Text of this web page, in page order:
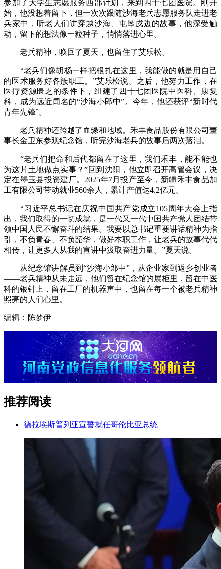
参加了大学生志愿服务西部计划，来到四十七团医院。刚开
始，他没想着留下，但一次次跟随沙海老兵志愿服务队走进老
兵家中，听老人们讲穿越沙海、屯垦戍边的故事，他深受触
动，留下的想法像一粒种子，悄悄落进心里。
老兵精神，唤回了夏天，也留住了艾乐松。
“老兵们像胡杨一样把根扎在这里，我能做的就是用自己
的医术服务好各族职工。”艾乐松说。之后，他努力工作，在
医疗资源匮乏的条件下，组建了四十七团医院中医科、康复
科，成为远近闻名的“沙海小郎中”。今年，他还获评“新时代
青年先锋”。
老兵精神还跨越了血缘和地域。禾丰食品股份有限公司董
事长金卫东参观纪念馆，听完沙海老兵的故事后两次落泪。
“老兵们把命和后代都留在了这里，我们禾丰，能不能也
为这片土地做点实事？”回到沈阳，他立即召开高管会议，决
定在墨玉县投资建厂。2025年7月投产至今，新疆禾丰食品加
工有限公司带动就业560余人，累计产值达4.2亿元。
“习近平总书记在庆祝中国共产党成立105周年大会上指
出，我们取得的一切成就，是一代又一代中国共产党人团结带
领中国人民不懈奋斗的结果。我要以总书记重要讲话精神为指
引，不负青春、不负韶华，做好本职工作，让老兵的故事代代
相传，让更多人从我的宣讲中汲取奋进力量。”夏天说。
从纪念馆讲解员到“沙海小郎中”，从企业家到返乡创业者
——老兵精神从未走远，他们留在纪念馆的展柜里，留在中医
科的银针上，留在工厂的机器声中，也留在每一个被老兵精神
照亮的人们心里。
编辑：陈梦伊
推荐阅读
德拉埃斯普列亚宣誓就任哥伦比亚总统